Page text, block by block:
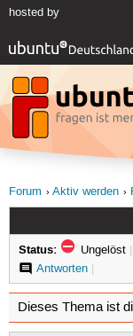
hosted by
Forum
Aktiv werden
Status: Ungelöst |
Antworten|
Dieses Thema ist